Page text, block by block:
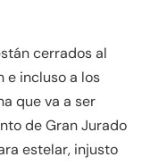
cerrados al
e incluso a los
que va a ser
de Gran Jurado
estelar, injusto